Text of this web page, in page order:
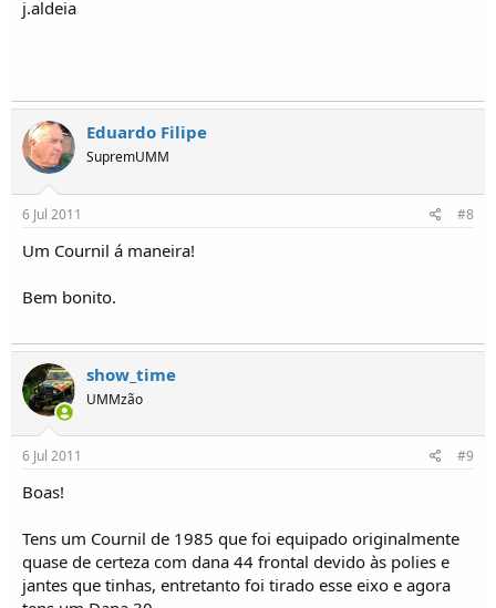
j.aldeia
Eduardo Filipe
SupremUMM
6 Jul 2011 #8
Um Cournil á maneira!
Bem bonito.
show_time
UMMzão
6 Jul 2011 #9
Boas!
Tens um Cournil de 1985 que foi equipado originalmente
quase de certeza com dana 44 frontal devido às polies e
jantes que tinhas, entretanto foi tirado esse eixo e agora